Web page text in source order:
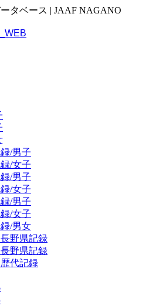
タベース | JAAF NAGANO
/男子
/女子
/男子
/女子
/男子
/女子
/男女
野県記録
野県記録
代記録